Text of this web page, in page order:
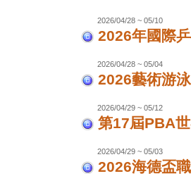
2026/04/28 ~ 05/10
2026年國際
2026/04/28 ~ 05/04
2026藝術游
2026/04/29 ~ 05/12
第17屆PBA
2026/04/29 ~ 05/03
2026海德盃